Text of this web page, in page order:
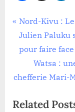
Infrastructure
de
l’article
P
r
e
i
u
Nord-Kivu :
Julien Paluku
pour faire
N
e
t
Watsa :
chefferie Mari-
Related